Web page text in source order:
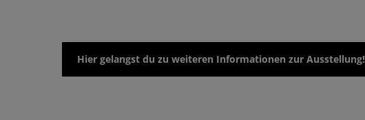
Hier gelangst du zu weiteren Informationen zur Ausstellung!